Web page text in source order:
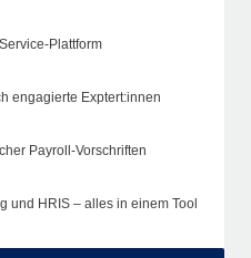
Plattform
engagierte Exptert:innen
Payroll-Vorschriften
und HRIS – alles in einem Tool